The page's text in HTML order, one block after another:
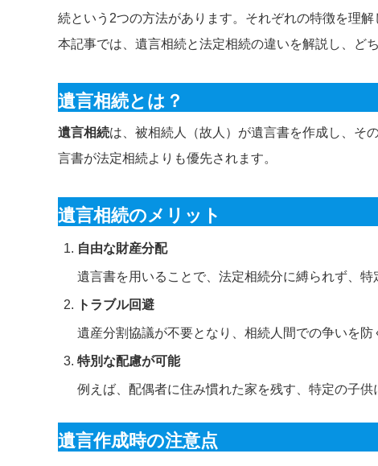
続という2つの方法があります。それぞれの特徴を理
本記事では、遺言相続と法定相続の違いを解説し、ど
遺言相続とは？
遺言相続は、被相続人（故人）が遺言書を作成し、そ
言書が法定相続よりも優先されます。
遺言相続のメリット
自由な財産分配
遺言書を用いることで、法定相続分に縛られず、特
トラブル回避
遺産分割協議が不要となり、相続人間での争いを防
特別な配慮が可能
例えば、配偶者に住み慣れた家を残す、特定の子
遺言作成時の注意点